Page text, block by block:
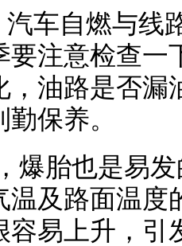
车自燃与线
要注意检查一
，油路是否漏
保养。
爆胎也是易
温及路面温度
容易上升，引